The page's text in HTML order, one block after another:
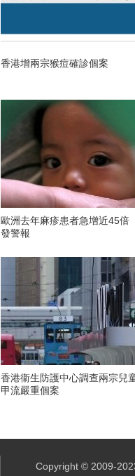
香港增兩宗猴痘確診個案
歐洲去年麻疹患者急增近45
發警報
香港衞生防護中心調查兩宗兒
甲流嚴重個案
Copyright © 2009-